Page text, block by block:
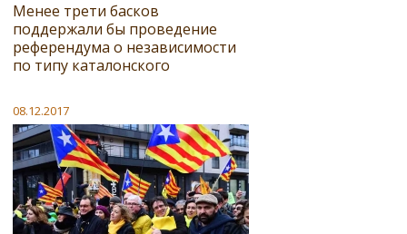
Менее трети басков
поддержали бы проведение
референдума о независимости
по типу каталонского
08.12.2017